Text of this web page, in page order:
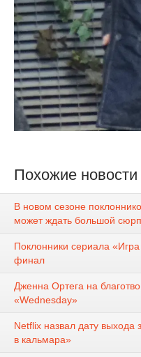
Похожие новости
В новом сезоне
может ждать большой
Поклонники сериала
финал
Дженна Ортега на
«Wednesday»
Netflix назвал дату выхода
в кальмара»